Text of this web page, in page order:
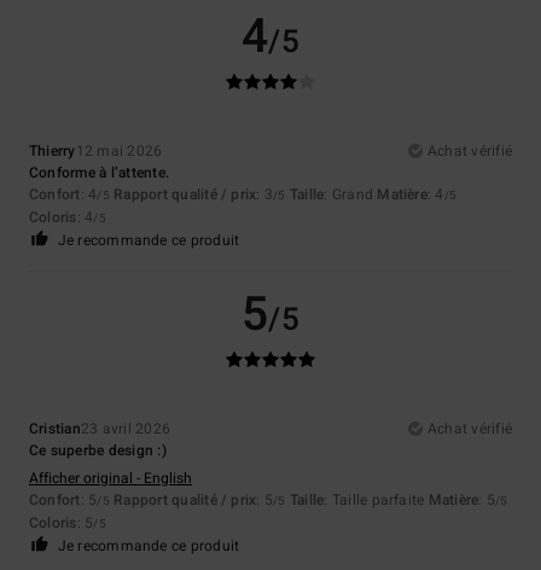
4/5
Thierry12 mai 2026
Achat vérifié
Conforme à l’attente.
Confort: 4/5 Rapport qualité / prix: 3/5 Taille: Grand Matière: 4 /5
Coloris: 4/5
Je recommande ce produit
5/5
Cristian23 avril 2026
Achat vérifié
Ce superbe design :)
Afficher original - English
Confort: 5/5 Rapport qualité / prix: 5/5 Taille: Taille parfaite Matière: 5/5
Coloris: 5/5
Je recommande ce produit